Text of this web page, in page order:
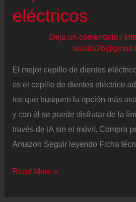
eléctricos
Deja un comentario /
El mejor cepillo de dientes
es el cepillo de dientes eléctrico
los que busquen la opción más
y con él se puede disfrutar de la
través de IA sin el móvil. Compra
Amazon Seguir leyendo Ficha
Lo
Read More »